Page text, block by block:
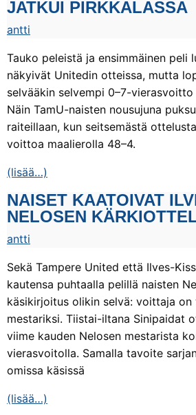
JATKUI PIRKKALASSA
antti
Tauko peleistä ja ensimmäinen peli
näkyivät Unitedin otteissa, mutta
selvääkin selvempi 0–7-vierasvoitto
Näin TamU-naisten nousujuna
raiteillaan, kun seitsemästä
voittoa maalierolla 48–4.
(lisää…)
NAISET KAATOIVAT
NELOSEN
antti
Sekä Tampere United että Ilves-
kautensa puhtaalla pelillä naisten
käsikirjoitus olikin selvä: voittaja on
mestariksi. Tiistai-iltana Sinipaidat
viime kauden Nelosen mestarista
vierasvoitolla. Samalla tavoite
omissa käsissä
(lisää…)